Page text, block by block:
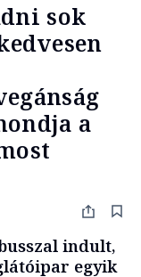
sok
a
indult,
egyik